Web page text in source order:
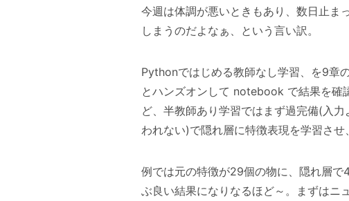
今週は体調が悪いときもあり、数日止ま
しまうのだよなぁ、という言い訳。
Pythonではじめる教師なし学習、を9章
とハンズオンして notebook で結果を確
ど、半教師あり学習ではまず過完備(入
われない)で隠れ層に特徴表現を学習させ
例では元の特徴が29個の物に、隠れ層
ぶ良い結果になりなるほど～。まずはニ